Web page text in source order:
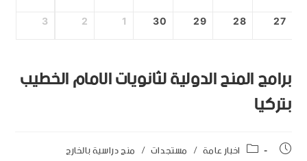
27
28
29
30
1
2
3
برامج المنح الدولية لثانويات الامام الخطيب
بتركيا
اخبار عامة / مستجدات / منح دراسية بالخارج